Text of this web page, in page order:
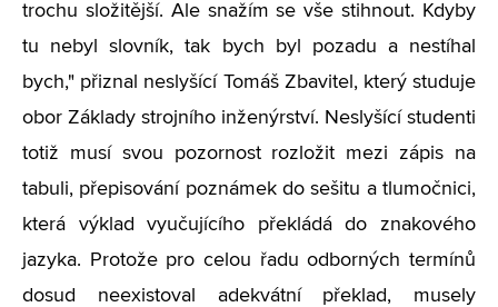
trochu složitější. Ale snažím se vše stihnout. Kdyby
tu nebyl slovník, tak bych byl pozadu a nestíhal
bych," přiznal neslyšící Tomáš Zbavitel, který studuje
obor Základy strojního inženýrství. Neslyšící studenti
totiž musí svou pozornost rozložit mezi zápis na
tabuli, přepisování poznámek do sešitu a tlumočnici,
která výklad vyučujícího překládá do znakového
jazyka. Protože pro celou řadu odborných termínů
dosud neexistoval adekvátní překlad, musely